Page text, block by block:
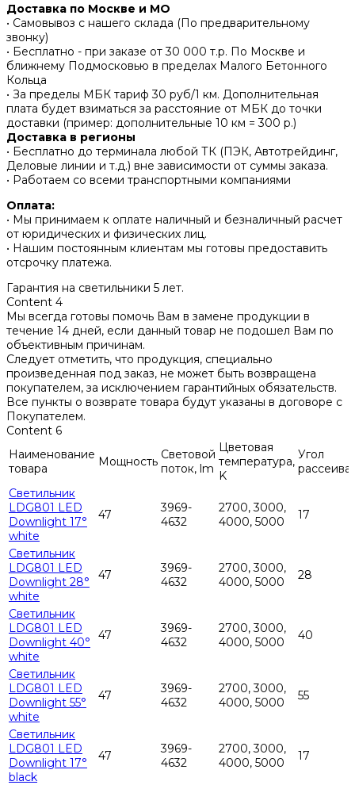
Доставка по Москве и МО
• Самовывоз с нашего склада (По предварительному
звонку)
• Бесплатно - при заказе от 30 000 т.р. По Москве и
ближнему Подмосковью в пределах Малого Бетонного
Кольца
• За пределы МБК тариф 30 руб/1 км. Дополнительная
плата будет взиматься за расстояние от МБК до точки
доставки (пример: дополнительные 10 км = 300 р.)
Доставка в регионы
• Бесплатно до терминала любой ТК (ПЭК, Автотрейдинг,
Деловые линии и т.д.) вне зависимости от суммы заказа.
• Работаем со всеми транспортными компаниями
Оплата:
• Мы принимаем к оплате наличный и безналичный расчет
от юридических и физических лиц.
• Нашим постоянным клиентам мы готовы предоставить
отсрочку платежа.
Гарантия на светильники 5 лет.
Content 4
Мы всегда готовы помочь Вам в замене продукции в
течение 14 дней, если данный товар не подошел Вам по
объективным причинам.
Следует отметить, что продукция, специально
произведенная под заказ, не может быть возвращена
покупателем, за исключением гарантийных обязательств.
Все пункты о возврате товара будут указаны в договоре с
Покупателем.
Content 6
Наименование
товара
Мощность Световой
поток, lm
Цветовая
температура,
K
Угол
Светильник
LDG801 LED
Downlight 17°
white
47
3969-
4632
2700, 3000,
4000, 5000
17
Светильник
LDG801 LED
Downlight 28°
white
47
3969-
4632
2700, 3000,
4000, 5000
28
Светильник
LDG801 LED
Downlight 40°
white
47
3969-
4632
2700, 3000,
4000, 5000
40
Светильник
LDG801 LED
Downlight 55°
white
47
3969-
4632
2700, 3000,
4000, 5000
55
Светильник
LDG801 LED
Downlight 17°
black
47
3969-
4632
2700, 3000,
4000, 5000
17